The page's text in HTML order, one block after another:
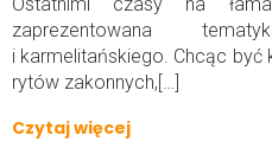
zaprezentowana
i karmelitańskiego. Chcąc być
rytów zakonnych,[…]
Czytaj więcej